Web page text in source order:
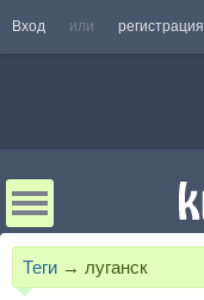
Вход или регистрация
Теги → луганск